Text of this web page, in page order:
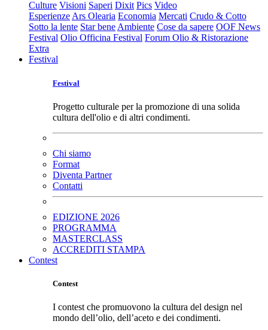
Culture Visioni Saperi Dixit Pics Video
Esperienze Ars Olearia Economia Mercati Crudo & Cotto
Sotto la lente Star bene Ambiente Cose da sapere OOF News
Festival Olio Officina Festival Forum Olio & Ristorazione
Extra
Festival
Festival
Progetto culturale per la promozione di una solida
cultura dell'olio e di altri condimenti.
Chi siamo
Format
Diventa Partner
Contatti
EDIZIONE 2026
PROGRAMMA
MASTERCLASS
ACCREDITI STAMPA
Contest
Contest
I contest che promuovono la cultura del design nel
mondo dell’olio, dell’aceto e dei condimenti.